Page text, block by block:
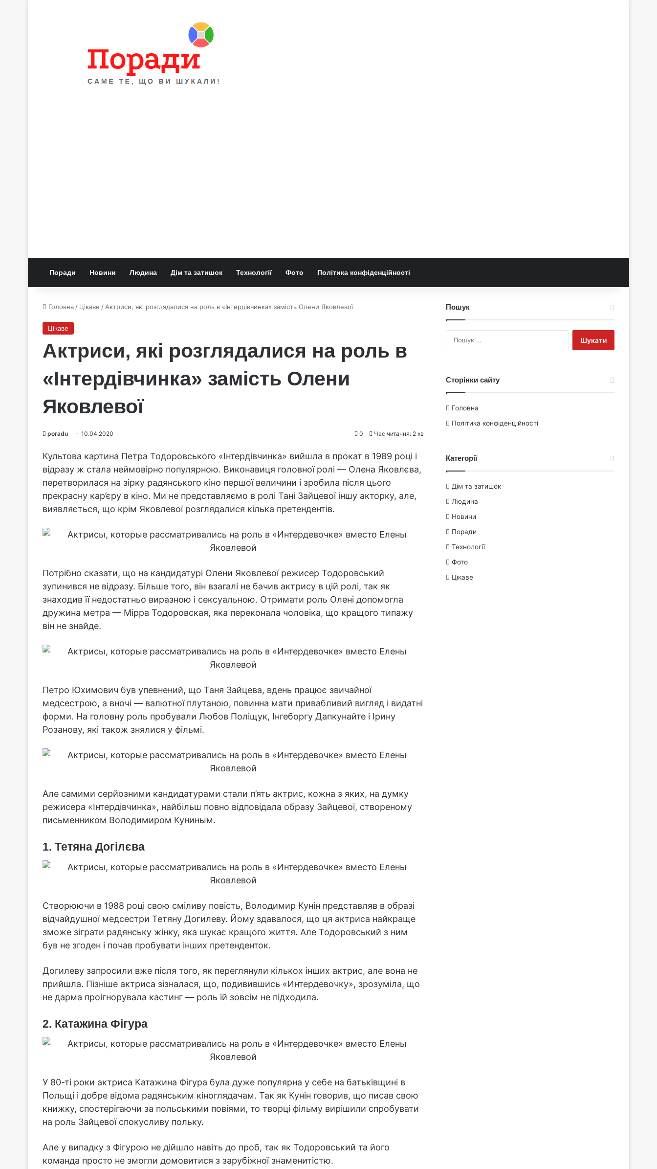
Поради Новини Людина Дім та затишок Технології Фото Політика конфіденційності
Головна / Цікаве / Актриси, які розглядалися на роль в «Інтердівчинка» замість Олени Яковлевої
Цікаве
Актриси, які розглядалися на роль в
«Інтердівчинка» замість Олени
Яковлевої
poradu 10.04.2020 0 Час читання: 2 хв
Культова картина Петра Тодоровського «Інтердівчинка» вийшла в прокат в 1989 році і
відразу ж стала неймовірно популярною. Виконавиця головної ролі — Олена Яковлєва,
перетворилася на зірку радянського кіно першої величини і зробила після цього
прекрасну кар’єру в кіно. Ми не представляємо в ролі Тані Зайцевої іншу акторку, але,
виявляється, що крім Яковлевої розглядалися кілька претендентів.
Потрібно сказати, що на кандидатурі Олени Яковлевої режисер Тодоровський
зупинився не відразу. Більше того, він взагалі не бачив актрису в цій ролі, так як
знаходив її недостатньо виразною і сексуальною. Отримати роль Олені допомогла
дружина метра — Мірра Тодоровская, яка переконала чоловіка, що кращого типажу
він не знайде.
Петро Юхимович був упевнений, що Таня Зайцева, вдень працює звичайної
медсестрою, а вночі — валютної плутаною, повинна мати привабливий вигляд і видатні
форми. На головну роль пробували Любов Поліщук, Інгеборгу Дапкунайте і Ірину
Розанову, які також знялися у фільмі.
Але самими серйозними кандидатурами стали п’ять актрис, кожна з яких, на думку
режисера «Інтердівчинка», найбільш повно відповідала образу Зайцевої, створеному
письменником Володимиром Куниным.
1. Тетяна Догілєва
Створюючи в 1988 році свою сміливу повість, Володимир Кунін представляв в образі
відчайдушної медсестри Тетяну Догилеву. Йому здавалося, що ця актриса найкраще
зможе зіграти радянську жінку, яка шукає кращого життя. Але Тодоровський з ним
був не згоден і почав пробувати інших претенденток.
Догилеву запросили вже після того, як переглянули кількох інших актрис, але вона не
прийшла. Пізніше актриса зізналася, що, подивившись «Интердевочку», зрозуміла, що
не дарма проігнорувала кастинг — роль їй зовсім не підходила.
2. Катажина Фігура
У 80-ті роки актриса Катажина Фігура була дуже популярна у себе на батьківщині в
Польщі і добре відома радянським кіноглядачам. Так як Кунін говорив, що писав свою
книжку, спостерігаючи за польськими повіями, то творці фільму вирішили спробувати
на роль Зайцевої спокусливу польку.
Але у випадку з Фігурою не дійшло навіть до проб, так як Тодоровський та його
команда просто не змогли домовитися з зарубіжної знаменитістю.
Пошук
Сторінки сайту
Головна
Політика конфіденційності
Категорії
Дім та затишок
Людина
Новини
Поради
Технології
Фото
Цікаве